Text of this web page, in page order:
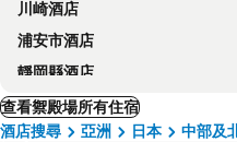
川崎酒店
浦安市酒店
靜岡縣酒店
查看禦殿場所有住宿
酒店搜尋
亞洲 日本 中部及